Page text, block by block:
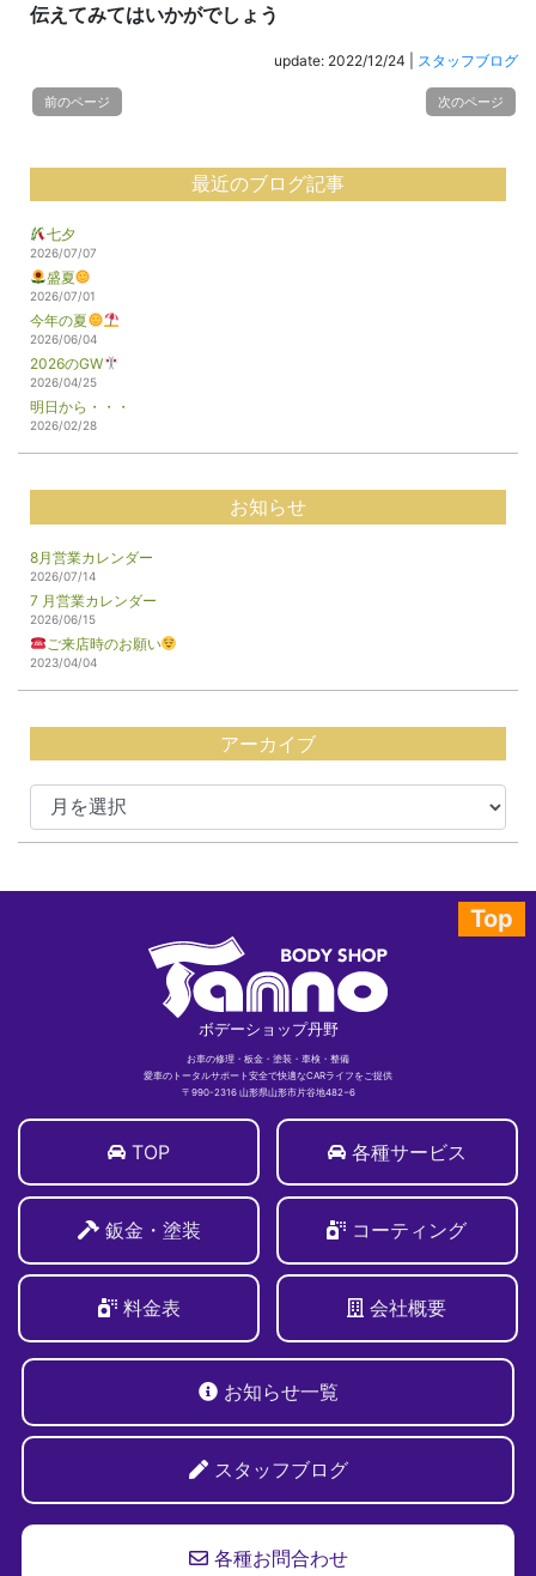
伝えてみてはいかがでしょう
update: 2022/12/24 スタッフブログ
前のページ 次のページ
最近のブログ記事
七夕
2026/07/07
盛夏
2026/07/01
今年の夏
2026/06/04
2026のGW
2026/04/25
明日から・・・
2026/02/28
お知らせ
8月営業カレンダー
2026/07/14
7 月営業カレンダー
2026/06/15
ご来店時のお願い
2023/04/04
アーカイブ
Top
ボデーショップ丹野
お車の修理・板金・塗装・車検・整備
愛車のトータルサポート安全で快適なCARライフをご提供
〒990-2316 山形県山形市片谷地482−6
TOP 各種サービス
鈑金・塗装 コーティング
料金表 会社概要
お知らせ一覧
スタッフブログ
各種お問合わせ